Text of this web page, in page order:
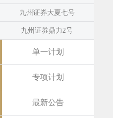
九州证券大夏七号
九州证券鼎力2号
单一计划
专项计划
最新公告